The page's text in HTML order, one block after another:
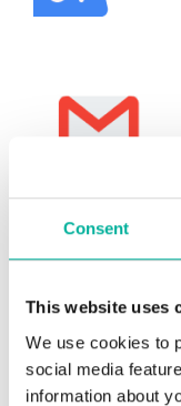
Consent
This website uses
We use cookies to
social media
information about